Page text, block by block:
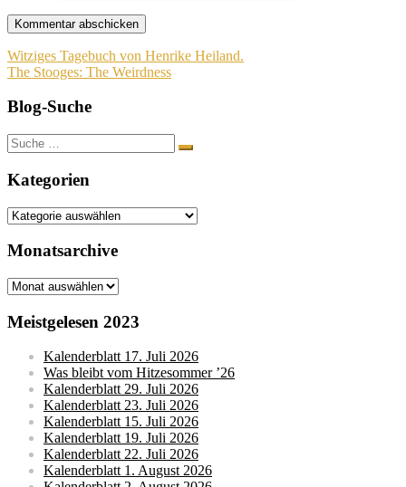
Beitragsnavigation
Witziges Tagebuch von Henrike Heiland.
The Stooges: The Weirdness
Blog-Suche
Suche
nach:
Kategorien
Kategorien
Monatsarchive
Monatsarchive
Meistgelesen 2023
Kalenderblatt 17. Juli 2026
Was bleibt vom Hitzesommer ’26
Kalenderblatt 29. Juli 2026
Kalenderblatt 23. Juli 2026
Kalenderblatt 15. Juli 2026
Kalenderblatt 19. Juli 2026
Kalenderblatt 22. Juli 2026
Kalenderblatt 1. August 2026